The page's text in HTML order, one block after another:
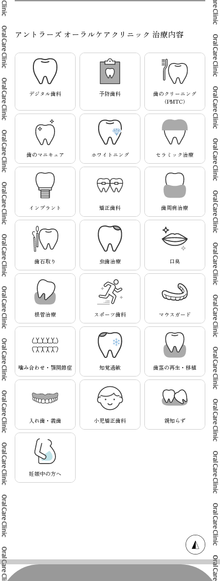
アントラーズ オーラルケアクリニック 治療内容
デジタル歯科 予防歯科
歯のクリーニング
（PMTC）
歯のマニキュア ホワイトニング セラミック治療
インプラント 矯正歯科 歯周病治療
歯石取り 虫歯治療 口臭
根管治療 スポーツ歯科 マウスガード
噛み合わせ・顎関節症 知覚過敏 歯茎の再生・移植
入れ歯・義歯 小児矯正歯科 親知らず
妊娠中の方へ